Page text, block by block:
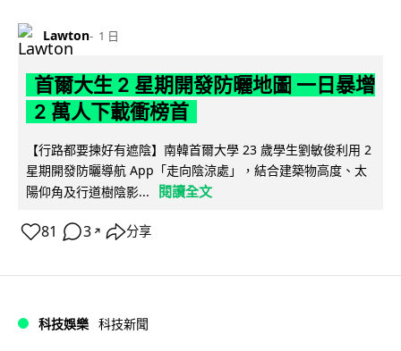
Lawton 1 日
首爾大生 2 星期開發防曬地圖 一日暴增
2 萬人下載衝榜首
【行路都要揀好有遮陰】南韓首爾大學 23 歲學生劉敏俊利用 2
星期開發防曬導航 App「走向陰涼處」，結合建築物高度、太
陽仰角及行道樹陰影...
閱讀全文
81 3 ↗ 分享
科技娛樂 科技新聞